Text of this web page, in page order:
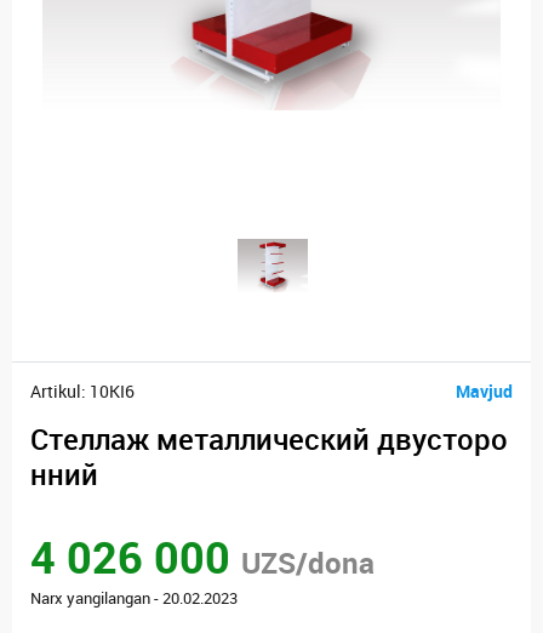
Artikul: 10KI6 Mavjud
Стеллаж металлический двусторо
нний
4 026 000 UZS/dona
Narx yangilangan - 20.02.2023